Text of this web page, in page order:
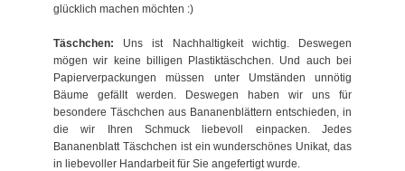
glücklich machen möchten :)
Täschchen: Uns ist Nachhaltigkeit wichtig. Deswegen
mögen wir keine billigen Plastiktäschchen. Und auch bei
Papierverpackungen müssen unter Umständen unnötig
Bäume gefällt werden. Deswegen haben wir uns für
besondere Täschchen aus Bananenblättern entschieden, in
die wir Ihren Schmuck liebevoll einpacken. Jedes
Bananenblatt Täschchen ist ein wunderschönes Unikat, das
in liebevoller Handarbeit für Sie angefertigt wurde.